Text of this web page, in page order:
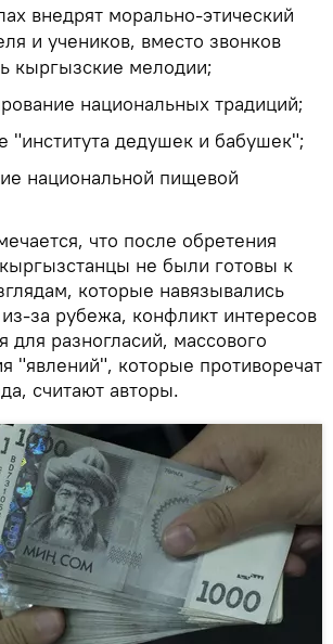
внедрят морально-этический
и учеников, вместо звонков
кыргызские мелодии;
национальных традиций;
"института дедушек и бабушек";
национальной пищевой
что после обретения
не были готовы к
которые навязывались
за рубежа, конфликт интересов
для разногласий, массового
"явлений", которые противоречат
считают авторы.